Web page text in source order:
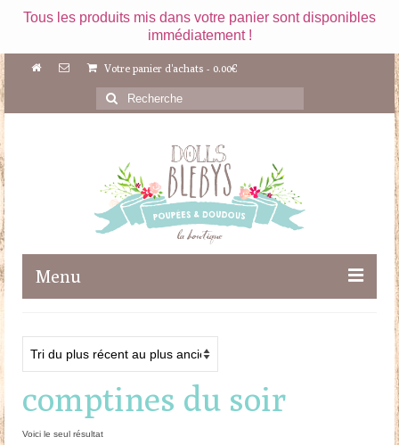
Tous les produits mis dans votre panier sont disponibles
immédiatement !
Votre panier d'achats - 0.00€
Rechercher
:
Menu
Maileg
Poupées
Doudous
comptines du soir
Voici le seul résultat